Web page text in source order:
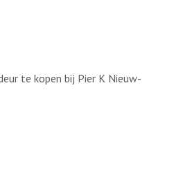
te kopen bij Pier K Nieuw-